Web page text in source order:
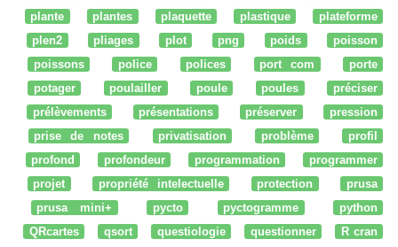
plante
plantes plaquette plastique
plateforme
plen2
pliages plot png poids
poisson
poissons
police polices port com
porte
potager
poulailler poule poules
préciser
prélèvements
présentations préserver
pression
prise de notes
privatisation problème
profil
profond
profondeur programmation
programmer
projet
propriété intelectuelle protection
prusa
prusa mini+
pycto pyctogramme
python
QRcartes
qsort questiologie questionner
R cran